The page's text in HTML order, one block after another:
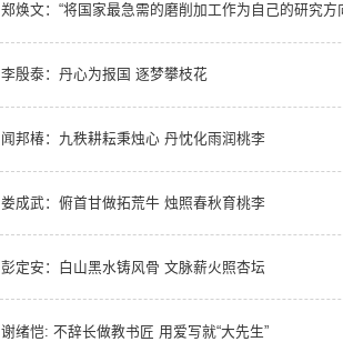
郑焕文：“将国家最急需的磨削加工作为自己的研究方
李殷泰：丹心为报国 逐梦攀枝花
闻邦椿：九秩耕耘秉烛心 丹忱化雨润桃李
娄成武：俯首甘做拓荒牛 烛照春秋育桃李
彭定安：白山黑水铸风骨 文脉薪火照杏坛
谢绪恺: 不辞长做教书匠 用爱写就“大先生”